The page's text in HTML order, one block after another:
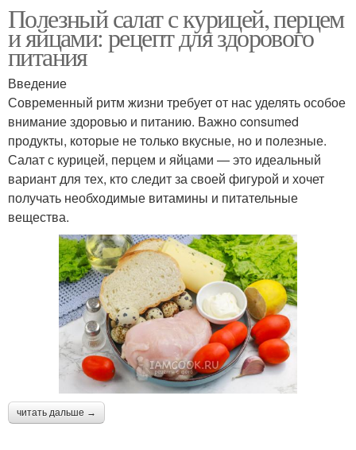
Полезный салат с курицей, перцем
и яйцами: рецепт для здорового
питания
Введение
Современный ритм жизни требует от нас уделять особое
внимание здоровью и питанию. Важно consumed
продукты, которые не только вкусные, но и полезные.
Салат с курицей, перцем и яйцами — это идеальный
вариант для тех, кто следит за своей фигурой и хочет
получать необходимые витамины и питательные
вещества.
читать дальше →